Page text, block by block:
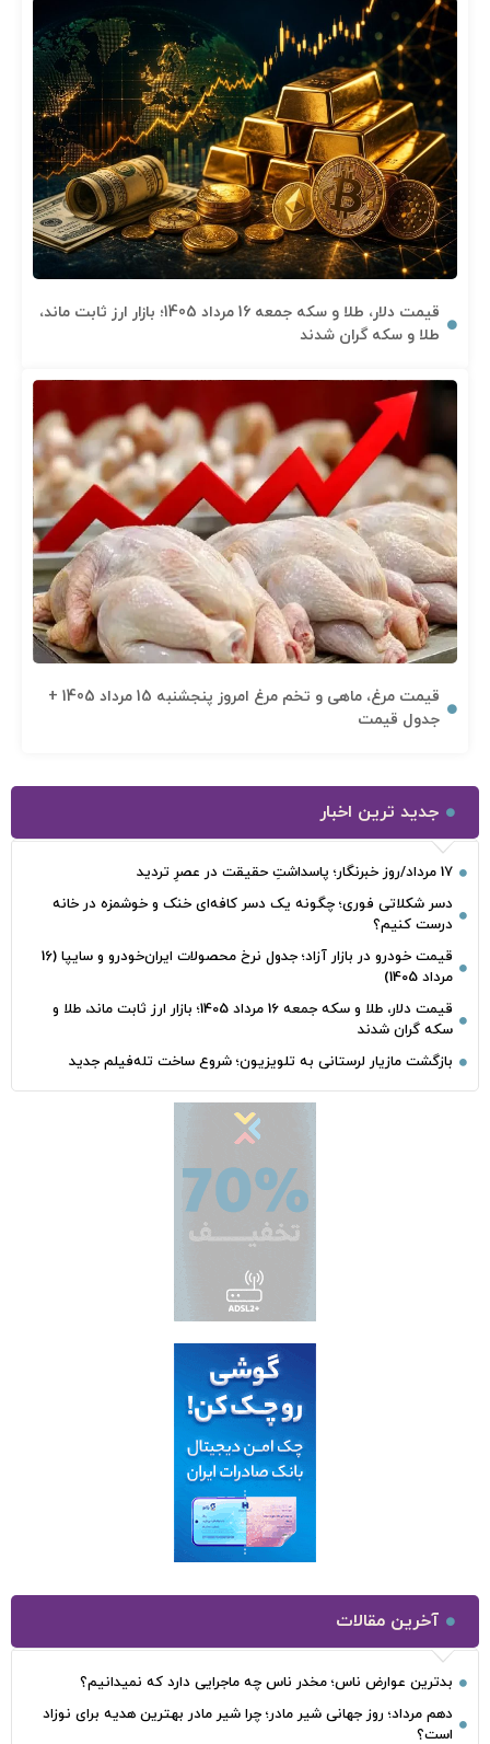
قیمت دلار، طلا و سکه جمعه 16 مرداد 1405؛ بازار ارز ثابت ماند،
طلا و سکه گران شدند
قیمت مرغ، ماهی و تخم مرغ امروز پنجشنبه 15 مرداد 1405 +
جدول قیمت
جدید ترین اخبار
17 مرداد/روز خبرنگار؛ پاسداشتِ حقیقت در عصرِ تردید
دسر شکلاتی فوری؛ چگونه یک دسر کافه‌ای خنک و خوشمزه در خانه
درست کنیم؟
قیمت خودرو در بازار آزاد؛ جدول نرخ محصولات ایران‌خودرو و سایپا (16
مرداد 1405)
قیمت دلار، طلا و سکه جمعه 16 مرداد 1405؛ بازار ارز ثابت ماند، طلا و
سکه گران شدند
بازگشت مازیار لرستانی به تلویزیون؛ شروع ساخت تله‌فیلم جدید
آخرین مقالات
بدترین عوارض ناس؛ مخدر ناس چه ماجرایی دارد که نمیدانیم؟
دهم مرداد؛ روز جهانی شیر مادر؛ چرا شیر مادر بهترین هدیه برای نوزاد
است؟